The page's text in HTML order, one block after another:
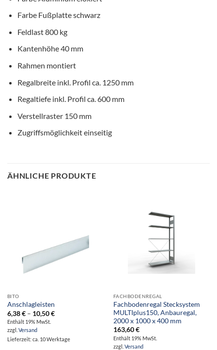
Farbe Fußplatte schwarz
Feldlast 800 kg
Kantenhöhe 40 mm
Rahmen montiert
Regalbreite inkl. Profil ca. 1250 mm
Regaltiefe inkl. Profil ca. 600 mm
Verstellraster 150 mm
Zugriffsmöglichkeit einseitig
ÄHNLICHE PRODUKTE
BITO
Anschlagleisten
6,38€ – 10,50€Preisspanne:
Enthält 19% MwSt.
zzgl. Versand
Lieferzeit: ca. 10 Werktage
FACHBODENREGAL
Fachbodenregal Stecksystem
MULTIplus150, Anbauregal,
2000 x 1000 x 400 mm
163,60€
Enthält 19% MwSt.
zzgl. Versand